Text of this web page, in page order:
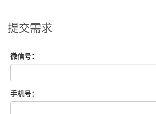
提交需求
微信号：
手机号：